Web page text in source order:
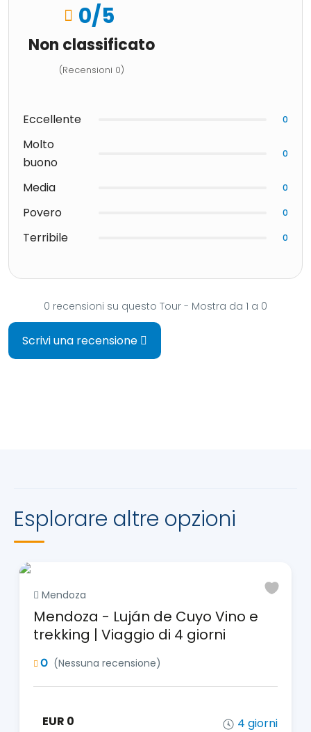
0/5
Non classificato
(Recensioni 0)
Eccellente 0
Molto
buono
0
Media 0
Povero 0
Terribile 0
0 recensioni su questo Tour - Mostra da 1 a 0
Scrivi una recensione
Esplorare altre opzioni
Mendoza
Mendoza - Luján de Cuyo Vino e
trekking | Viaggio di 4 giorni
0 (Nessuna recensione)
EUR 0 4 giorni